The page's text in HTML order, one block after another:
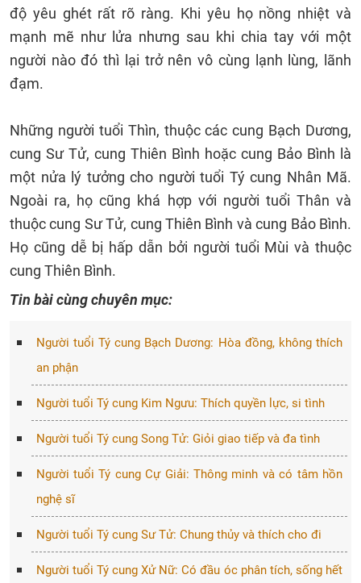
độ yêu ghét rất rõ ràng. Khi yêu họ nồng nhiệt và
mạnh mẽ như lửa nhưng sau khi chia tay với một
người nào đó thì lại trở nên vô cùng lạnh lùng, lãnh
đạm.
Những người tuổi Thìn, thuộc các cung Bạch Dương,
cung Sư Tử, cung Thiên Bình hoặc cung Bảo Bình là
một nửa lý tưởng cho người tuổi Tý cung Nhân Mã.
Ngoài ra, họ cũng khá hợp với người tuổi Thân và
thuộc cung Sư Tử, cung Thiên Bình và cung Bảo Bình.
Họ cũng dễ bị hấp dẫn bởi người tuổi Mùi và thuộc
cung Thiên Bình.
Tin bài cùng chuyên mục:
Người tuổi Tý cung Bạch Dương: Hòa đồng, không thích
an phận
Người tuổi Tý cung Kim Ngưu: Thích quyền lực, si tình
Người tuổi Tý cung Song Tử: Giỏi giao tiếp và đa tình
Người tuổi Tý cung Cự Giải: Thông minh và có tâm hồn
nghệ sĩ
Người tuổi Tý cung Sư Tử: Chung thủy và thích cho đi
Người tuổi Tý cung Xử Nữ: Có đầu óc phân tích, sống hết